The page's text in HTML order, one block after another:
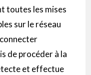
toutes les mises
sur le réseau
de procéder à la
et effectue